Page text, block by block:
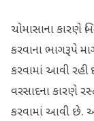
ચોમાસાના કારણે
કરવાના ભાગરૂપે
કરવામાં આવી રહી
વરસાદના કારણે
કરવામાં આવી છે. આ